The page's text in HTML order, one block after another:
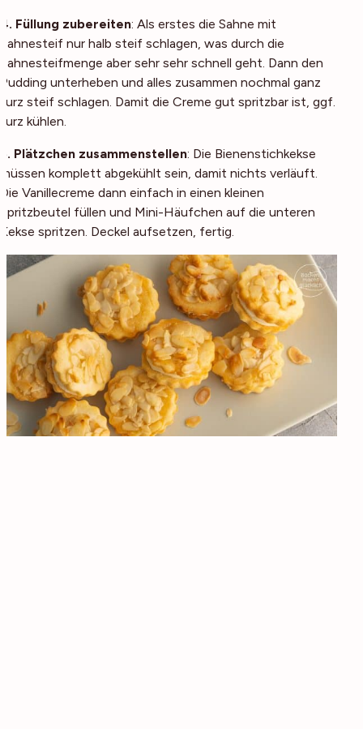
4. Füllung zubereiten: Als erstes die Sahne mit
Sahnesteif nur halb steif schlagen, was durch die
Sahnesteifmenge aber sehr sehr schnell geht. Dann den
Pudding unterheben und alles zusammen nochmal ganz
kurz steif schlagen. Damit die Creme gut spritzbar ist, ggf.
kurz kühlen.
5. Plätzchen zusammenstellen: Die Bienenstichkekse
müssen komplett abgekühlt sein, damit nichts verläuft.
Die Vanillecreme dann einfach in einen kleinen
Spritzbeutel füllen und Mini-Häufchen auf die unteren
Kekse spritzen. Deckel aufsetzen, fertig.